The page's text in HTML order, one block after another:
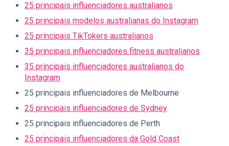
25 principais influenciadores australianos
25 principais modelos australianas do Instagram
25 principais TikTokers australianos
35 principais influenciadores fitness australianos
35 principais influenciadores australianos do
Instagram
25 principais influenciadores de Melbourne
25 principais influenciadores de Sydney
25 principais influenciadores de Perth
25 principais influenciadores da Gold Coast